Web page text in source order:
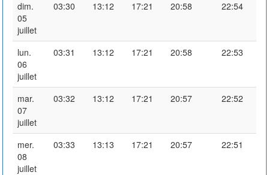
dim.
05
juillet
03:30 13:12 17:21 20:58 22:54
lun.
06
juillet
03:31 13:12 17:21 20:58 22:53
mar.
07
juillet
03:32 13:12 17:21 20:57 22:52
mer.
08
juillet
03:33 13:13 17:21 20:57 22:51